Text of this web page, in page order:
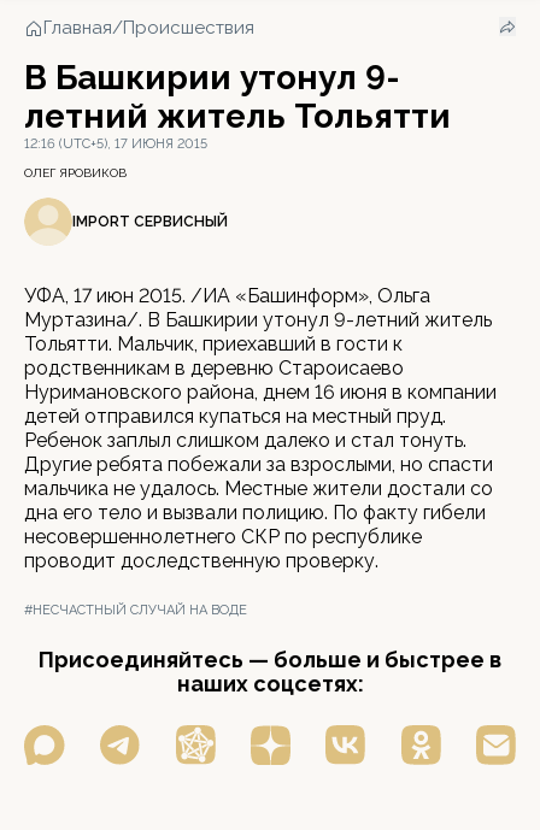
Главная/Происшествия
В Башкирии утонул 9-
летний житель Тольятти
12:16 (UTC+5), 17 ИЮНЯ 2015
ОЛЕГ ЯРОВИКОВ
IMPORT СЕРВИСНЫЙ
УФА, 17 июн 2015. /ИА «Башинформ», Ольга
Муртазина/. В Башкирии утонул 9-летний житель
Тольятти. Мальчик, приехавший в гости к
родственникам в деревню Староисаево
Нуримановского района, днем 16 июня в компании
детей отправился купаться на местный пруд.
Ребенок заплыл слишком далеко и стал тонуть.
Другие ребята побежали за взрослыми, но спасти
мальчика не удалось. Местные жители достали со
дна его тело и вызвали полицию. По факту гибели
несовершеннолетнего СКР по республике
проводит доследственную проверку.
#НЕСЧАСТНЫЙ СЛУЧАЙ НА ВОДЕ
Присоединяйтесь — больше и быстрее в
наших соцсетях: